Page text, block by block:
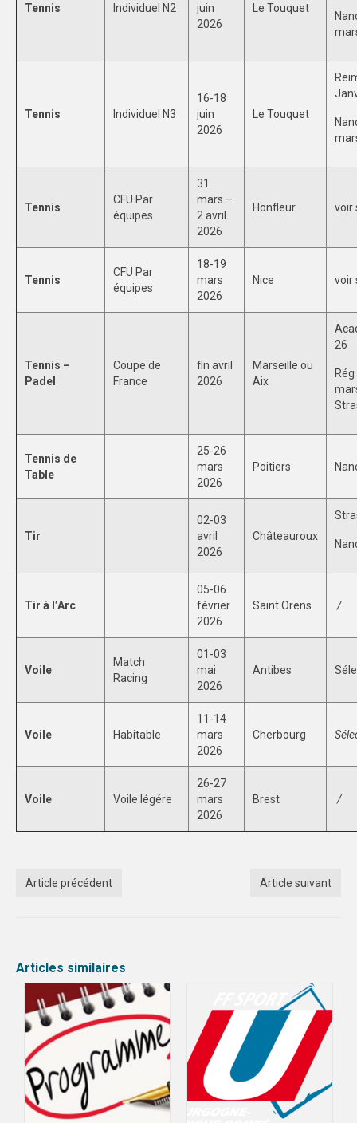
Tennis Individuel N2
juin
2026
Le Touquet
Tennis Individuel N3
16-18
juin
2026
Le Touquet
Tennis
CFU Par
équipes
31
mars –
2 avril
2026
Honfleur voir
Tennis
CFU Par
équipes
18-19
mars
2026
Nice voir
Tennis –
Padel
Coupe de
France
fin avril
2026
Marseille ou
Aix
26
Tennis de
Table
25-26
mars
2026
Poitiers
Tir
02-03
avril
2026
Châteauroux
Tir à l’Arc
05-06
février
2026
Saint Orens /
Voile
Match
Racing
01-03
mai
2026
Antibes
Voile Habitable
11-14
mars
2026
Cherbourg
Voile Voile légére
26-27
mars
2026
Brest /
Article précédent Article suivant
Articles similaires